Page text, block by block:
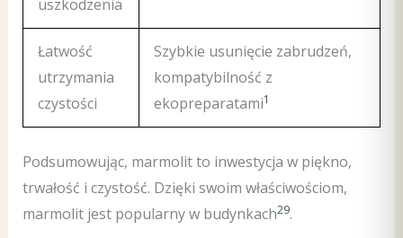
uszkodzenia
Łatwość
utrzymania
czystości
Szybkie usunięcie zabrudzeń,
kompatybilność z
ekopreparatami1
Podsumowując, marmolit to inwestycja w piękno,
trwałość i czystość. Dzięki swoim właściwościom,
marmolit jest popularny w budynkach29.